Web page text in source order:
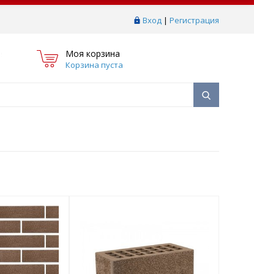
Вход | Регистрация
Моя корзина
Корзина пуста